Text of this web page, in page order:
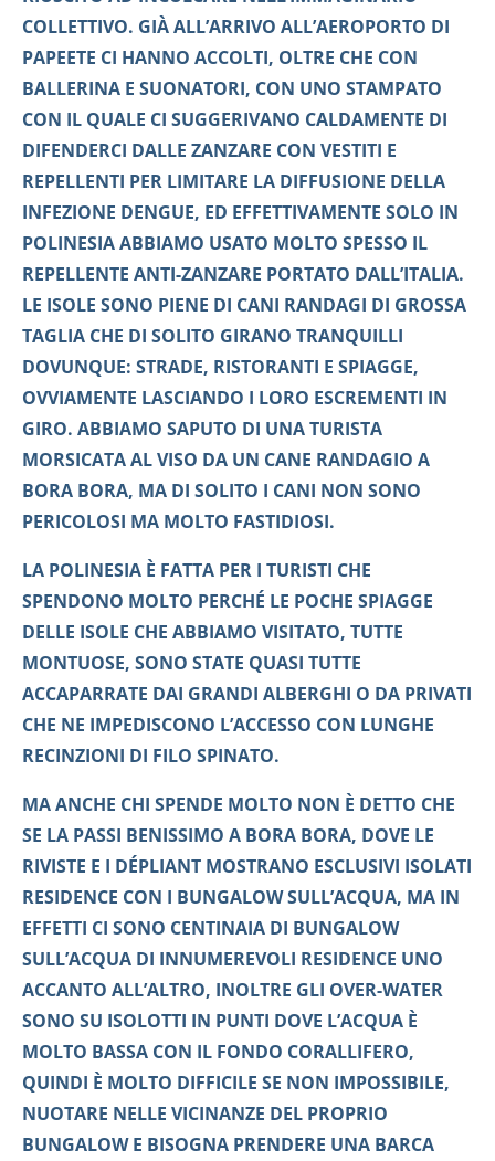
COLLETTIVO. GIÀ ALL’ARRIVO ALL’AEROPORTO DI
PAPEETE CI HANNO ACCOLTI, OLTRE CHE CON
BALLERINA E SUONATORI, CON UNO STAMPATO
CON IL QUALE CI SUGGERIVANO CALDAMENTE DI
DIFENDERCI DALLE ZANZARE CON VESTITI E
REPELLENTI PER LIMITARE LA DIFFUSIONE DELLA
INFEZIONE DENGUE, ED EFFETTIVAMENTE SOLO IN
POLINESIA ABBIAMO USATO MOLTO SPESSO IL
REPELLENTE ANTI-ZANZARE PORTATO DALL’ITALIA.
LE ISOLE SONO PIENE DI CANI RANDAGI DI GROSSA
TAGLIA CHE DI SOLITO GIRANO TRANQUILLI
DOVUNQUE: STRADE, RISTORANTI E SPIAGGE,
OVVIAMENTE LASCIANDO I LORO ESCREMENTI IN
GIRO. ABBIAMO SAPUTO DI UNA TURISTA
MORSICATA AL VISO DA UN CANE RANDAGIO A
BORA BORA, MA DI SOLITO I CANI NON SONO
PERICOLOSI MA MOLTO FASTIDIOSI.
LA POLINESIA È FATTA PER I TURISTI CHE
SPENDONO MOLTO PERCHÉ LE POCHE SPIAGGE
DELLE ISOLE CHE ABBIAMO VISITATO, TUTTE
MONTUOSE, SONO STATE QUASI TUTTE
ACCAPARRATE DAI GRANDI ALBERGHI O DA PRIVATI
CHE NE IMPEDISCONO L’ACCESSO CON LUNGHE
RECINZIONI DI FILO SPINATO.
MA ANCHE CHI SPENDE MOLTO NON È DETTO CHE
SE LA PASSI BENISSIMO A BORA BORA, DOVE LE
RIVISTE E I DÉPLIANT MOSTRANO ESCLUSIVI ISOLATI
RESIDENCE CON I BUNGALOW SULL’ACQUA, MA IN
EFFETTI CI SONO CENTINAIA DI BUNGALOW
SULL’ACQUA DI INNUMEREVOLI RESIDENCE UNO
ACCANTO ALL’ALTRO, INOLTRE GLI OVER-WATER
SONO SU ISOLOTTI IN PUNTI DOVE L’ACQUA È
MOLTO BASSA CON IL FONDO CORALLIFERO,
QUINDI È MOLTO DIFFICILE SE NON IMPOSSIBILE,
NUOTARE NELLE VICINANZE DEL PROPRIO
BUNGALOW E BISOGNA PRENDERE UNA BARCA